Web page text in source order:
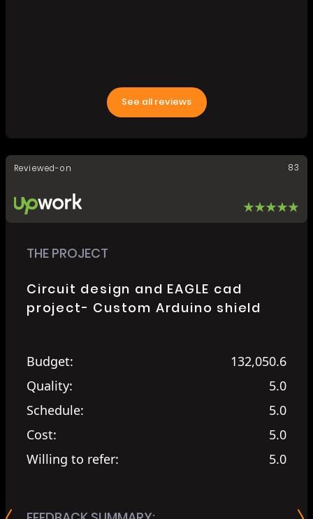
See all reviews
83
Reviewed-on
THE PROJECT
Circuit design and EAGLE cad
project- Custom Arduino shield
Budget:
132,050.6
Quality:
5.0
Schedule:
5.0
Cost:
5.0
Willing to refer:
5.0